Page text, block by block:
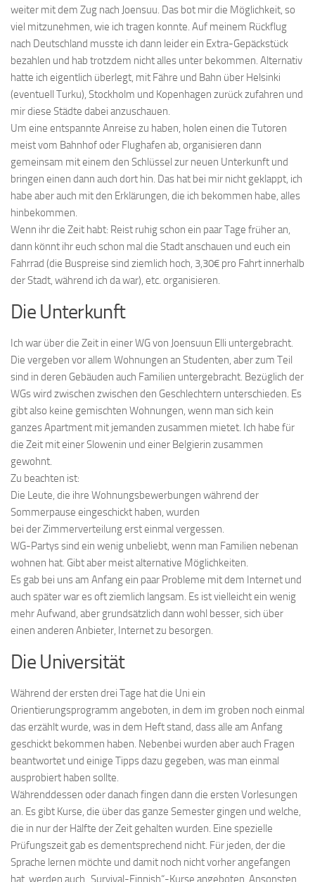
weiter mit dem Zug nach Joensuu. Das bot mir die Möglichkeit, so
viel mitzunehmen, wie ich tragen konnte. Auf meinem Rückflug
nach Deutschland musste ich dann leider ein Extra-Gepäckstück
bezahlen und hab trotzdem nicht alles unter bekommen. Alternativ
hatte ich eigentlich überlegt, mit Fähre und Bahn über Helsinki
(eventuell Turku), Stockholm und Kopenhagen zurück zufahren und
mir diese Städte dabei anzuschauen.
Um eine entspannte Anreise zu haben, holen einen die Tutoren
meist vom Bahnhof oder Flughafen ab, organisieren dann
gemeinsam mit einem den Schlüssel zur neuen Unterkunft und
bringen einen dann auch dort hin. Das hat bei mir nicht geklappt, ich
habe aber auch mit den Erklärungen, die ich bekommen habe, alles
hinbekommen.
Wenn ihr die Zeit habt: Reist ruhig schon ein paar Tage früher an,
dann könnt ihr euch schon mal die Stadt anschauen und euch ein
Fahrrad (die Buspreise sind ziemlich hoch, 3,30€ pro Fahrt innerhalb
der Stadt, während ich da war), etc. organisieren.
Die Unterkunft
Ich war über die Zeit in einer WG von Joensuun Elli untergebracht.
Die vergeben vor allem Wohnungen an Studenten, aber zum Teil
sind in deren Gebäuden auch Familien untergebracht. Bezüglich der
WGs wird zwischen zwischen den Geschlechtern unterschieden. Es
gibt also keine gemischten Wohnungen, wenn man sich kein
ganzes Apartment mit jemanden zusammen mietet. Ich habe für
die Zeit mit einer Slowenin und einer Belgierin zusammen
gewohnt.
Zu beachten ist:
Die Leute, die ihre Wohnungsbewerbungen während der
Sommerpause eingeschickt haben, wurden
bei der Zimmerverteilung erst einmal vergessen.
WG-Partys sind ein wenig unbeliebt, wenn man Familien nebenan
wohnen hat. Gibt aber meist alternative Möglichkeiten.
Es gab bei uns am Anfang ein paar Probleme mit dem Internet und
auch später war es oft ziemlich langsam. Es ist vielleicht ein wenig
mehr Aufwand, aber grundsätzlich dann wohl besser, sich über
einen anderen Anbieter, Internet zu besorgen.
Die Universität
Während der ersten drei Tage hat die Uni ein
Orientierungsprogramm angeboten, in dem im groben noch einmal
das erzählt wurde, was in dem Heft stand, dass alle am Anfang
geschickt bekommen haben. Nebenbei wurden aber auch Fragen
beantwortet und einige Tipps dazu gegeben, was man einmal
ausprobiert haben sollte.
Währenddessen oder danach fingen dann die ersten Vorlesungen
an. Es gibt Kurse, die über das ganze Semester gingen und welche,
die in nur der Hälfte der Zeit gehalten wurden. Eine spezielle
Prüfungszeit gab es dementsprechend nicht. Für jeden, der die
Sprache lernen möchte und damit noch nicht vorher angefangen
hat, werden auch „Survival-Finnish“-Kurse angeboten. Ansonsten